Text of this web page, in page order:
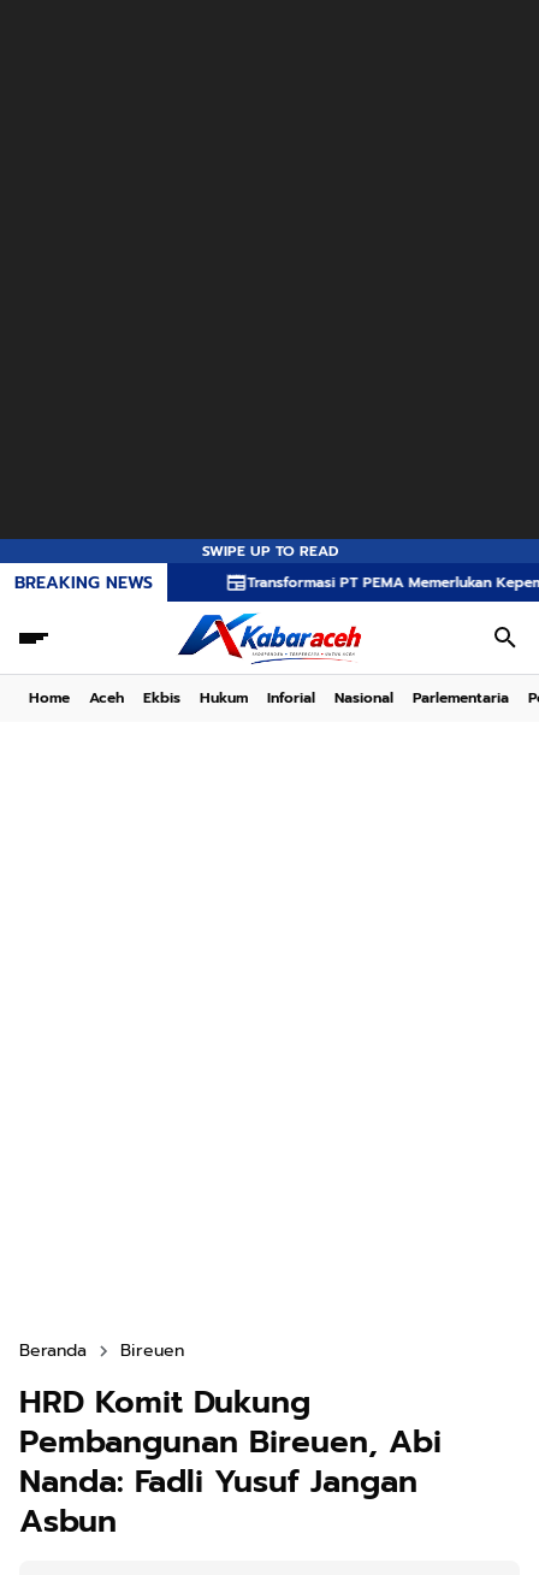
SWIPE UP TO READ
BREAKING NEWS Transformasi PT PEMA Memerlukan
Home Aceh Ekbis Hukum Inforial Nasional Parlementaria
Beranda Bireuen
HRD Komit Dukung
Pembangunan Bireuen, Abi
Nanda: Fadli Yusuf Jangan
Asbun